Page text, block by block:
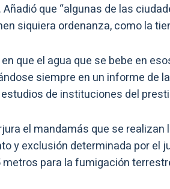
que “algunas de las
siquiera ordenanza, como la
que el agua que se bebe en
siempre en un informe de
de instituciones del
el mandamás que se
y exclusión determinada por el
para la fumigación